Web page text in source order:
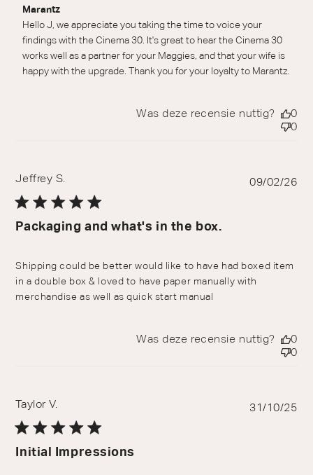
Reactie van winkeleigenaar op beoordeling van Marantz
over Wed Jul 01 2026
Marantz
Hello J, we appreciate you taking the time to voice your
findings with the Cinema 30. It's great to hear the Cinema 30
works well as a partner for your Maggies, and that your wife is
happy with the upgrade. Thank you for your loyalty to Marantz.
Was deze recensie nuttig?
0
0
Jeffrey S.
Packaging and what's in the box.
Shipping could be better would like to have had boxed item
in a double box & loved to have paper manually with
merchandise as well as quick start manual
09/02/26
Was deze recensie nuttig?
0
0
Taylor V.
Initial Impressions
31/10/25